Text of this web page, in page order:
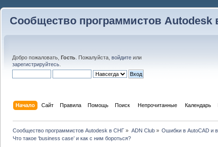
Сообщество программистов Autodesk
Добро пожаловать, Гость . Пожалуйста, войдите или
зарегистрируйтесь
Начало Сайт Правила Помощь Поиск Непрочитанные Календарь
Сообщество программистов Autodesk в СНГ » ADN Club» Ошибки в AutoCAD и
Что такое ‘business case’ и как с ним бороться?